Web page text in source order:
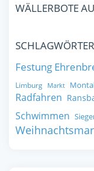
WÄLLERBOTE
SCHLAGWÖRTER
Festung
Limburg Markt
Radfahren
Schwimmen